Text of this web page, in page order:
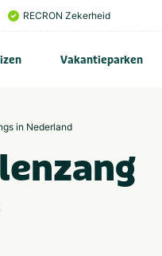
RECRON Zekerheid
Vakantieparken
in Nederland